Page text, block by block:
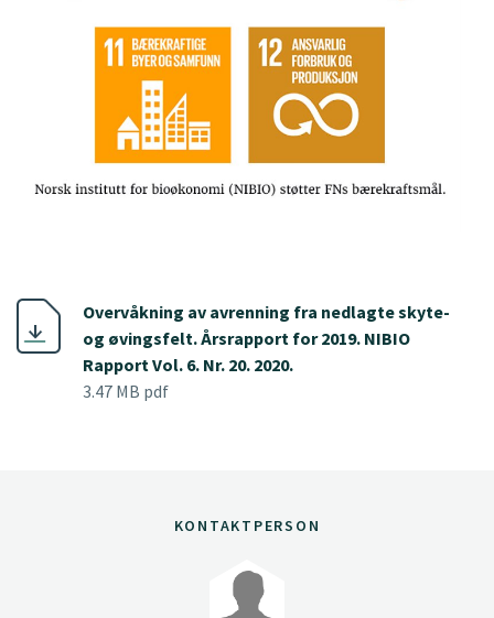
Overvåkning av avrenning fra nedlagte skyte-
og øvingsfelt. Årsrapport for 2019. NIBIO
Rapport Vol. 6. Nr. 20. 2020.
3.47 MB pdf
KONTAKTPERSON